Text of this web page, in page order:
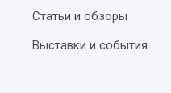
Статьи и обзоры
Выставки и события